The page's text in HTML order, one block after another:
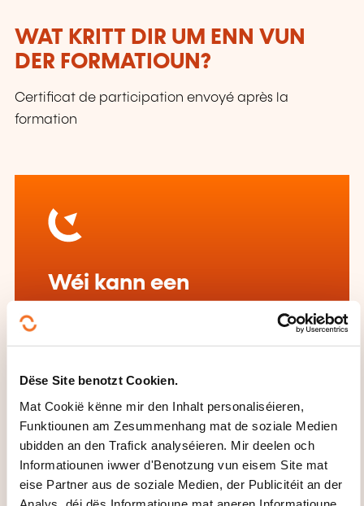
Dëse Site benotzt Cookien.
Mat Cookië kënne mir den Inhalt personaliséieren,
Funktiounen am Zesummenhang mat de soziale Medien
ubidden an den Trafick analyséieren. Mir deelen och
Informatiounen iwwer d'Benotzung vun eisem Site mat
eise Partner aus de soziale Medien, der Publicitéit an der
WAT KRITT DIR UM ENN VUN
DER FORMATIOUN?
Certificat de participation envoyé après la
formation
Wéi kann een
kontaktéieren?
Pétillances
+352 26 10 87 16
Méi iwwer den Formatiounsinstitut:
Pétillances